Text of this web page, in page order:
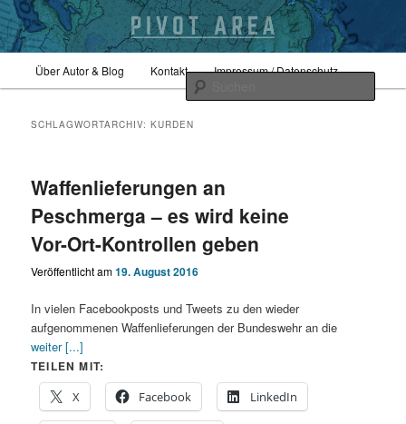
primären
springen
sekundären
springenpivotarea
HauptmenüÜber Autor & Blog Kontakt Impressum / Datenschutz
SCHLAGWORTARCHIV:KURDEN
Waffenlieferungen an
Peschmerga – es wird keine
Vor-Ort-Kontrollen geben
Veröffentlicht am19. August 2016
In vielen Facebookposts und Tweets zu den wieder
aufgenommenen Waffenlieferungen der Bundeswehr an die
weiter [...]
TEILEN MIT:
X
Facebook LinkedIn